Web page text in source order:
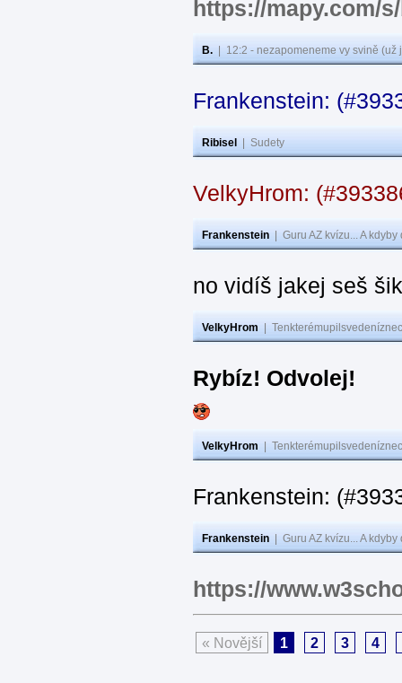
https://mapy.com/
B. 12:2 - nezapomeneme vy svině
Frankenstein:
Ribisel Sudety
VelkyHrom:
Frankenstein Guru AZ kvízu... A
no vidíš jakej seš
VelkyHrom
Rybíz! Odvolej!
VelkyHrom
Frankenstein:
Frankenstein Guru AZ kvízu... A
https://
« Novější 1 2 3 4